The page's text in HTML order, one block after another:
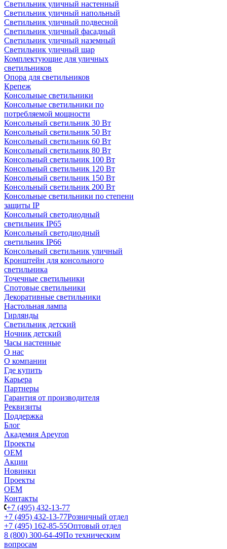
Светильник уличный настенный
Светильник уличный напольный
Светильник уличный подвесной
Светильник уличный фасадный
Светильник уличный наземный
Cветильник уличный шар
Комплектующие для уличных
светильников
Опора для светильников
Крепеж
Консольные светильники
Консольные светильники по
потребляемой мощности
Консольный светильник 30 Вт
Консольный светильник 50 Вт
Консольный светильник 60 Вт
Консольный светильник 80 Вт
Консольный светильник 100 Вт
Консольный светильник 120 Вт
Консольный светильник 150 Вт
Консольный светильник 200 Вт
Консольные светильники по степени
защиты IP
Консольный светодиодный
светильник IP65
Консольный светодиодный
светильник IP66
Консольный светильник уличный
Кронштейн для консольного
светильника
Точечные светильники
Спотовые светильники
Декоративные светильники
Настольная лампа
Гирлянды
Светильник детский
Ночник детский
Часы настенные
О нас
О компании
Где купить
Карьера
Партнеры
Гарантия от производителя
Реквизиты
Поддержка
Блог
Академия Apeyron
Проекты
ОЕМ
Акции
Новинки
Проекты
ОЕМ
Контакты
+7 (495) 432-13-77
+7 (495) 432-13-77Розничный отдел
+7 (495) 162-85-55Оптовый отдел
8 (800) 300-64-49По техническим
вопросам